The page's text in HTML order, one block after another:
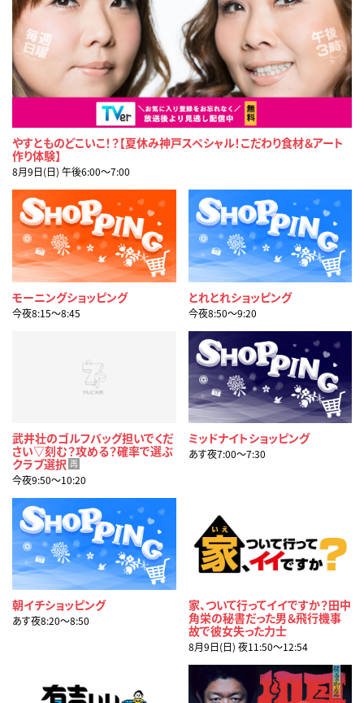
やすとものどこいこ！？【夏休み神戸スペシャル！こだわり食材＆アート
作り体験】
8月9日(日) 午後6:00〜7:00
モーニングショッピング
今夜8:15〜8:45
とれとれショッピング
今夜8:50〜9:20
武井壮のゴルフバッグ担いでくだ
さい▽刻む？攻める？確率で選ぶ
クラブ選択 再
今夜9:50〜10:20
ミッドナイトショッピング
あす夜7:00〜7:30
朝イチショッピング
あす夜8:20〜8:50
家、ついて行ってイイですか？田中
角栄の秘書だった男＆飛行機事
故で彼女失った力士
8月9日(日) 夜11:50〜12:54